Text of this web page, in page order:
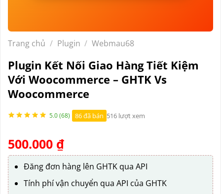
Trang chủ / Plugin / Webmau68
Plugin Kết Nối Giao Hàng Tiết Kiệm
Với Woocommerce – GHTK Vs
Woocommerce
5.0 (68) 86 đã bán 516 lượt xem
500.000 ₫
Đăng đơn hàng lên GHTK qua API
Tính phí vận chuyển qua API của GHTK